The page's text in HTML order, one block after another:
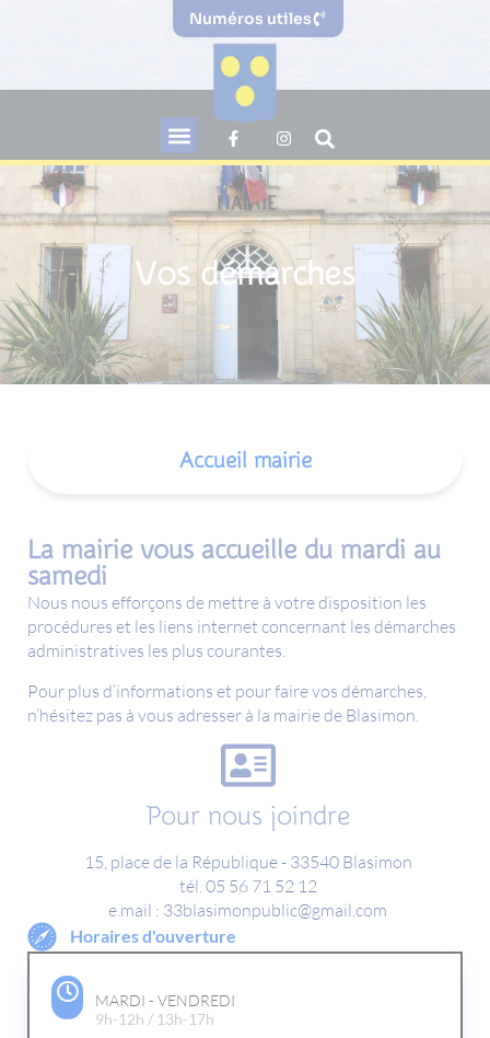
Numéros utiles
Vos démarches
Accueil mairie
La mairie vous accueille du mardi au
samedi
Nous nous efforçons de mettre à votre disposition les
procédures et les liens internet concernant les démarches
administratives les plus courantes.
Pour plus d’informations et pour faire vos démarches,
n’hésitez pas à vous adresser à la mairie de Blasimon.
Pour nous joindre
15, place de la République - 33540 Blasimon
tél. 05 56 71 52 12
e.mail : 33blasimonpublic@gmail.com
Horaires d'ouverture
MARDI - VENDREDI
9h-12h / 13h-17h